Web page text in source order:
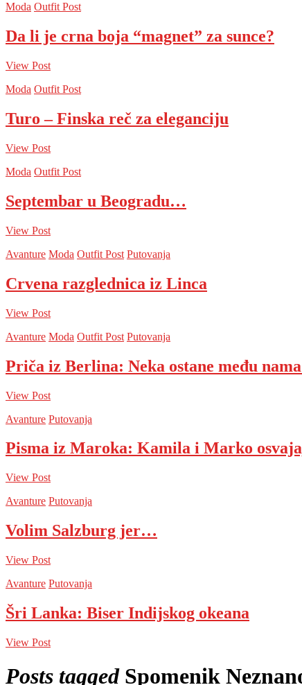
Moda Outfit Post
Da li je crna boja “magnet” za sunce?
View Post
Moda Outfit Post
Turo – Finska reč za eleganciju
View Post
Moda Outfit Post
Septembar u Beogradu…
View Post
Avanture Moda Outfit Post Putovanja
Crvena razglednica iz Linca
View Post
Avanture Moda Outfit Post Putovanja
Priča iz Berlina: Neka ostane među
View Post
Avanture Putovanja
Pisma iz Maroka: Kamila i Marko
View Post
Avanture Putovanja
Volim Salzburg jer…
View Post
Avanture Putovanja
Šri Lanka: Biser Indijskog okeana
View Post
Posts tagged Spomenik